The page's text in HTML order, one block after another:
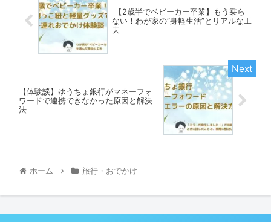
【2歳半でベビーカー卒業】もう乗ら
ない！わが家の“身軽生活”とリアルな工
夫
【体験談】ゆうちょ銀行がマネーフォ
ワードで連携できなかった原因と解決
法
ホーム 旅行・おでかけ